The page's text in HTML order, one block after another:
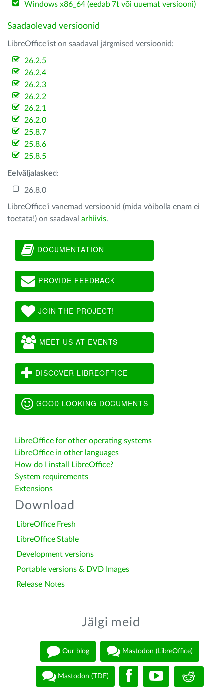
Windows x86_64 (eedab 7t või uuemat versiooni)
Saadaolevad versioonid
LibreOffice'ist on saadaval järgmised versioonid:
26.2.5
26.2.4
26.2.3
26.2.2
26.2.1
26.2.0
25.8.7
25.8.6
25.8.5
Eelväljalasked :
26.8.0
LibreOffice'i vanemad versioonid (mida võibolla enam ei
toetata!) on saadaval arhiivis.
DOCUMENTATION
PROVIDE FEEDBACK
JOIN THE PROJECT!
MEET US AT EVENTS
DISCOVER LIBREOFFICE
GOOD LOOKING DOCUMENTS
LibreOffice for other operating systems
LibreOffice in other languages
How do I install LibreOffice?
System requirements
Extensions
Download
LibreOffice Fresh
LibreOffice Stable
Development versions
Portable versions & DVD Images
Release Notes
Jälgi meid
Our blog Mastodon (LibreOffice)
Mastodon (TDF)